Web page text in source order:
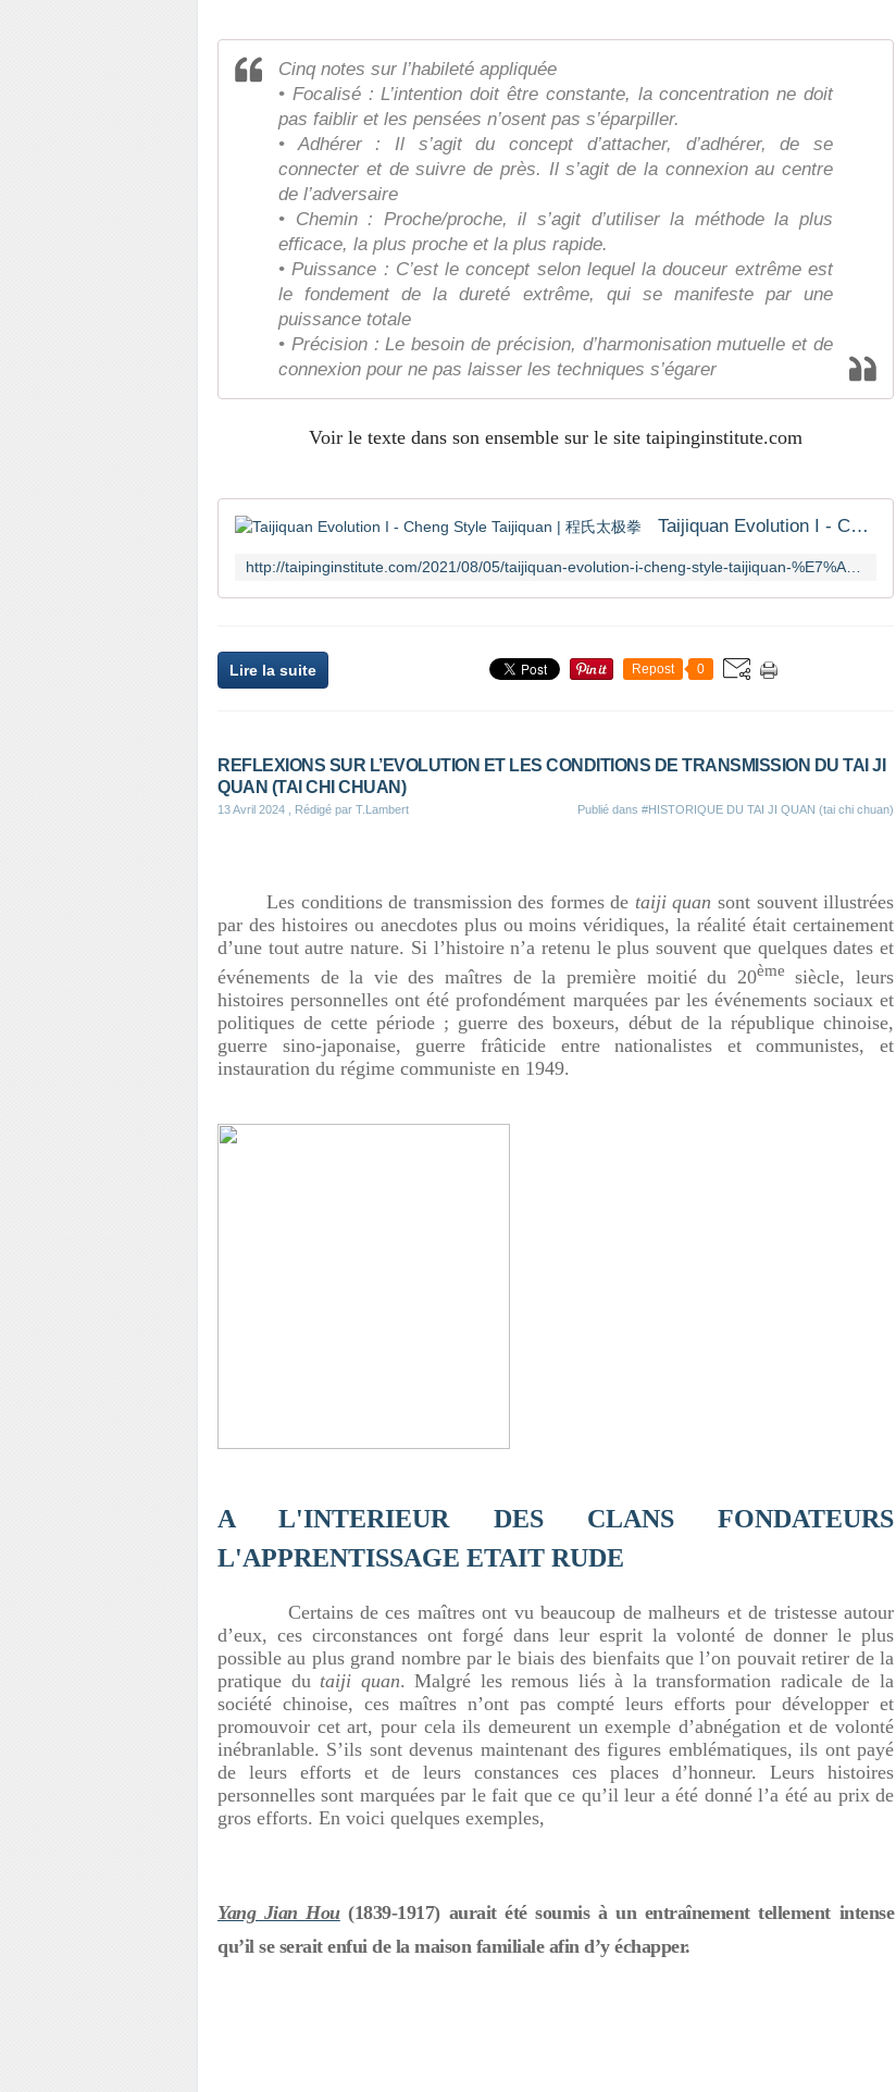
Cinq notes sur l’habileté appliquée
• Focalisé : L’intention doit être constante, la concentration ne doit
pas faiblir et les pensées n’osent pas s’éparpiller.
• Adhérer : Il s’agit du concept d’attacher, d’adhérer, de se
connecter et de suivre de près. Il s’agit de la connexion au centre
de l’adversaire
• Chemin : Proche/proche, il s’agit d’utiliser la méthode la plus
efficace, la plus proche et la plus rapide.
• Puissance : C’est le concept selon lequel la douceur extrême est
le fondement de la dureté extrême, qui se manifeste par une
puissance totale
• Précision : Le besoin de précision, d’harmonisation mutuelle et de
connexion pour ne pas laisser les techniques s’égarer
Voir le texte dans son ensemble sur le site taipinginstitute.com
Taijiquan Evolution I - Cheng Style Taijiquan | 程氏太极拳
Lire la suite Repost 0
REFLEXIONS SUR L’EVOLUTION ET LES CONDITIONS DE TRANSMISSION DU TAI JI
QUAN (TAI CHI CHUAN)
13 Avril 2024 , Rédigé par T.Lambert Publié dans #HISTORIQUE DU TAI JI QUAN (tai chi chuan)
Les conditions de transmission des formes de taiji quan sont souvent illustrées
par des histoires ou anecdotes plus ou moins véridiques, la réalité était certainement
d’une tout autre nature. Si l’histoire n’a retenu le plus souvent que quelques dates et
événements de la vie des maîtres de la première moitié du 20ème
siècle, leurs
histoires personnelles ont été profondément marquées par les événements sociaux et
politiques de cette période ; guerre des boxeurs, début de la république chinoise,
guerre sino-japonaise, guerre frâticide entre nationalistes et communistes, et
instauration du régime communiste en 1949.
A L'INTERIEUR DES CLANS FONDATEURS
L'APPRENTISSAGE ETAIT RUDE
Certains de ces maîtres ont vu beaucoup de malheurs et de tristesse autour
d’eux, ces circonstances ont forgé dans leur esprit la volonté de donner le plus
possible au plus grand nombre par le biais des bienfaits que l’on pouvait retirer de la
pratique du taiji quan. Malgré les remous liés à la transformation radicale de la
société chinoise, ces maîtres n’ont pas compté leurs efforts pour développer et
promouvoir cet art, pour cela ils demeurent un exemple d’abnégation et de volonté
inébranlable. S’ils sont devenus maintenant des figures emblématiques, ils ont payé
de leurs efforts et de leurs constances ces places d’honneur. Leurs histoires
personnelles sont marquées par le fait que ce qu’il leur a été donné l’a été au prix de
gros efforts. En voici quelques exemples,
Yang Jian Hou(1839-1917) aurait été soumis à un entraînement tellement intense
qu’il se serait enfui de la maison familiale afin d’y échapper.